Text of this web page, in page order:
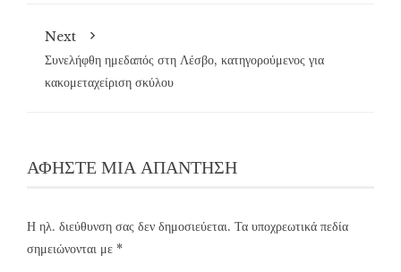
Next
Συνελήφθη ημεδαπός στη Λέσβο, κατηγορούμενος για
κακομεταχείριση σκύλου
ΑΦΉΣΤΕ ΜΙΑ ΑΠΆΝΤΗΣΗ
Η ηλ. διεύθυνση σας δεν δημοσιεύεται. Τα υποχρεωτικά πεδία
σημειώνονται με *